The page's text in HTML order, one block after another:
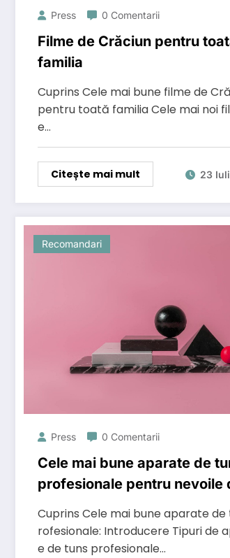
Press 0 Comentarii
Filme de Crăciun pentru
familia
Cuprins Cele mai bune filme de
pentru toată familia Cele mai noi
e…
Citește mai mult 23
Recomandari
Press 0 Comentarii
Cele mai bune aparate de
profesionale pentru nevoile
Cuprins Cele mai bune aparate de
rofesionale: Introducere Tipuri de
e de tuns profesionale…